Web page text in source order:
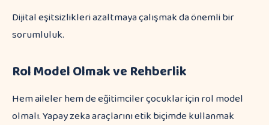
Dijital eşitsizlikleri azaltmaya çalışmak da önemli bir
sorumluluk.
Rol Model Olmak ve Rehberlik
Hem aileler hem de eğitimciler çocuklar için rol model
olmalı. Yapay zeka araçlarını etik biçimde kullanmak